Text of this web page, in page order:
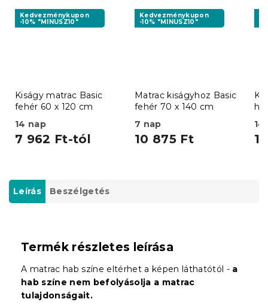
Kedvezménykupon
-10% "MINUSZ10"
Kiságy matrac Basic
fehér 60 x 120 cm
14 nap
7 962 Ft-tól
Kedvezménykupon
-10% "MINUSZ10"
Matrac kiságyhoz Basic
fehér 70 x 140 cm
7 nap
10 875 Ft
14
Leírás Beszélgetés
Termék részletes leírása
A matrac hab színe eltérhet a képen láthatótól - a
hab színe nem befolyásolja a matrac
tulajdonságait.